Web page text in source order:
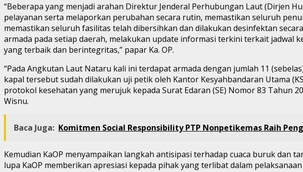
“Beberapa yang menjadi arahan Direktur Jenderal Perhubungan Laut (Dirjen
pelayanan serta melaporkan perubahan secara rutin, memastikan seluruh
memastikan seluruh fasilitas telah dibersihkan dan dilakukan desinfektan
armada pada setiap daerah, melakukan update informasi terkini terkait jadwal
yang terbaik dan berintegritas,” papar Ka. OP.
“Pada Angkutan Laut Nataru kali ini terdapat armada dengan jumlah 11
kapal tersebut sudah dilakukan uji petik oleh Kantor Kesyahbandaran Utama
protokol kesehatan yang merujuk kepada Surat Edaran (SE) Nomor 83 Tahun
Wisnu.
Baca Juga: Komitmen Social Responsibility PTP Nonpetikemas Raih
Kemudian KaOP menyampaikan langkah antisipasi terhadap cuaca buruk
lupa KaOP memberikan apresiasi kepada pihak yang terlibat dalam